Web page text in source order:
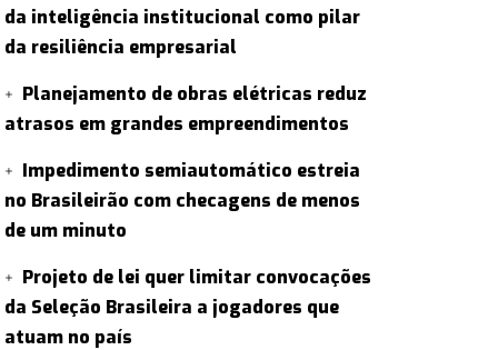
da inteligência institucional como pilar
da resiliência empresarial
Planejamento de obras elétricas reduz
atrasos em grandes empreendimentos
Impedimento semiautomático estreia
no Brasileirão com checagens de menos
de um minuto
Projeto de lei quer limitar convocações
da Seleção Brasileira a jogadores que
atuam no país